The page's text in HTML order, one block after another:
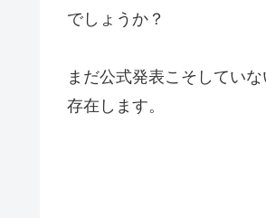
でしょうか？
まだ公式発表こそしてい
存在します。